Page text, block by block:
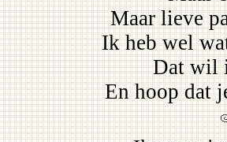
Maar lieve
Ik heb wel
Dat wil
En hoop dat